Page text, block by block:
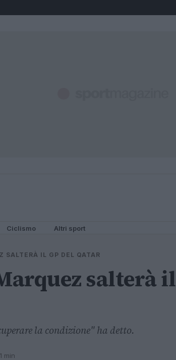
Ciclismo Altri sport
SALTERÀ IL GP DEL QATAR
salterà il
la condizione" ha detto.
min